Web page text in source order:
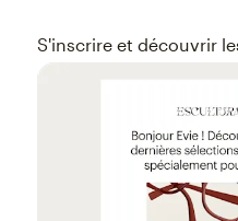
S'inscrire et découvrir